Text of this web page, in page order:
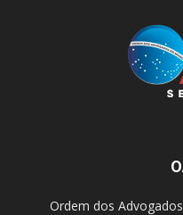
Ordem dos